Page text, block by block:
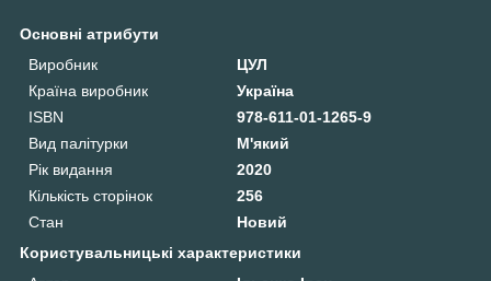
Основні атрибути
Виробник
ЦУЛ
Країна виробник
Україна
ISBN
978-611-01-1265-9
Вид палітурки
М'який
Рік видання
2020
Кількість сторінок
256
Стан
Новий
Користувальницькі характеристики